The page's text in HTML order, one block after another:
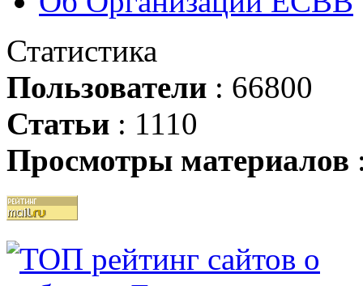
Статистика
Пользователи : 66800
Статьи : 1110
Просмотры материалов